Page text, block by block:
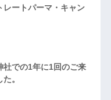
レートパーマ・キャン
社での1年に1回のご来
。